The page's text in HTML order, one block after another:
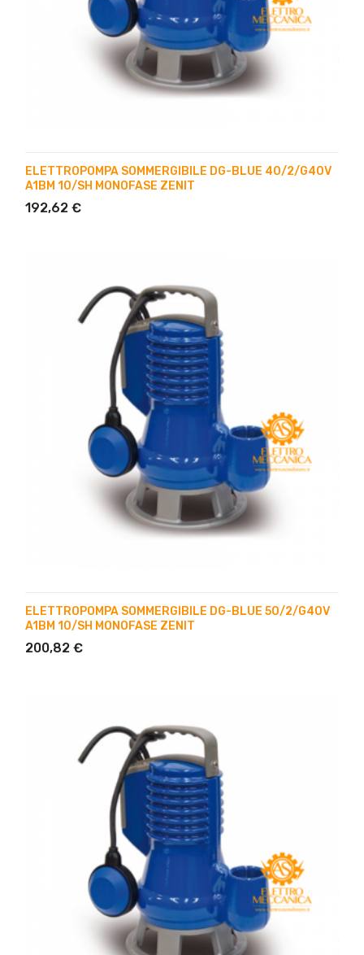
ELETTROPOMPA SOMMERGIBILE DG-BLUE 40/2/G40V
A1BM 10/SH MONOFASE ZENIT
192,62 €
ELETTROPOMPA SOMMERGIBILE DG-BLUE 50/2/G40V
A1BM 10/SH MONOFASE ZENIT
200,82 €